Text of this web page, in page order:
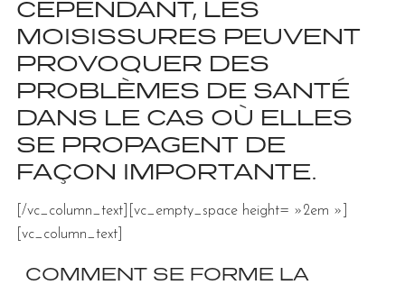
CEPENDANT, LES
MOISISSURES PEUVENT
PROVOQUER DES
PROBLÈMES DE SANTÉ
DANS LE CAS OÙ ELLES
SE PROPAGENT DE
FAÇON IMPORTANTE.
[/vc_column_text][vc_empty_space height= »2em »]
[vc_column_text]
COMMENT SE FORME LA